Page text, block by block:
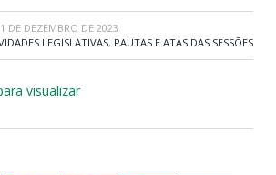
DE DEZEMBRO DE 2023
LEGISLATIVAS, PAUTAS E ATAS DAS SESSÕES
visualizar